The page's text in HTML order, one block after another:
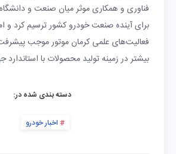
فناوری و همکاری موثر میان صنعت و
برای آینده صنعت خودرو کشور ترسیم کرد و
فعالیت‌های علمی کرمان موتور موجب
بیشتر در زمینه تولید محصولات با استاندارد
دسته بندی شده در:
اخبار خودرو